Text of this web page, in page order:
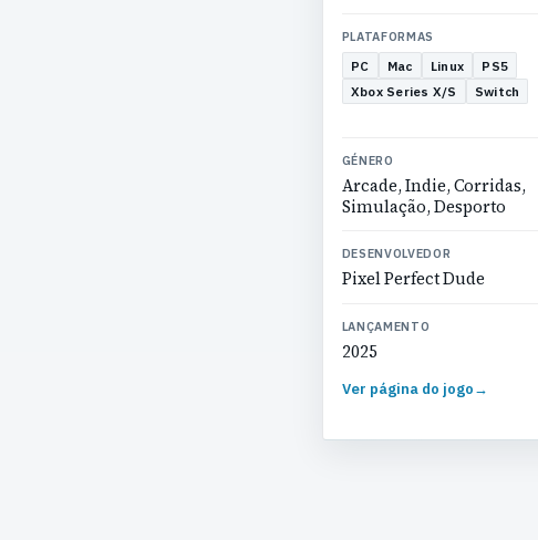
PLATAFORMAS
PC Mac Linux
PS5
Xbox Series X/S
Switch
GÉNERO
Arcade, Indie, Corridas,
Simulação, Desporto
DESENVOLVEDOR
Pixel Perfect Dude
LANÇAMENTO
2025
Ver página do jogo→